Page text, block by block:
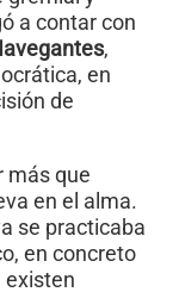
a contar con
,
en
de
más que
en el alma.
se practicaba
en concreto
existen